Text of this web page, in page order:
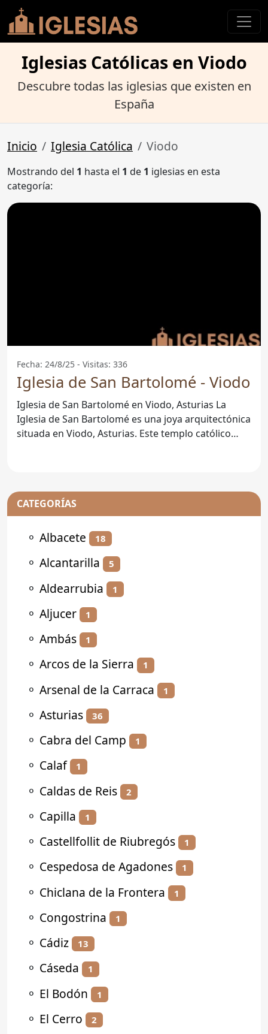
Iglesias Católicas en Viodo
Descubre todas las iglesias que existen en
España
Inicio Iglesia Católica Viodo
Mostrando del 1 hasta el 1 de 1 iglesias en esta
categoría:
Fecha: 24/8/25 - Visitas: 336
Iglesia de San Bartolomé - Viodo
Iglesia de San Bartolomé en Viodo, Asturias La
Iglesia de San Bartolomé es una joya arquitectónica
situada en Viodo, Asturias. Este templo católico
CATEGORÍAS
⚬ Albacete 18
⚬ Alcantarilla 5
⚬ Aldearrubia 1
⚬ Aljucer 1
⚬ Ambás 1
⚬ Arcos de la Sierra 1
⚬ Arsenal de la Carraca 1
⚬ Asturias 36
⚬ Cabra del Camp 1
⚬ Calaf 1
⚬ Caldas de Reis 2
⚬ Capilla 1
⚬ Castellfollit de Riubregós 1
⚬ Cespedosa de Agadones 1
⚬ Chiclana de la Frontera 1
⚬ Congostrina 1
⚬ Cádiz 13
⚬ Cáseda 1
⚬ El Bodón 1
⚬ El Cerro 2